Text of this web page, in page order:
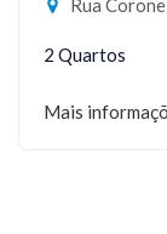
Rua Coronel
2 Quartos
Mais